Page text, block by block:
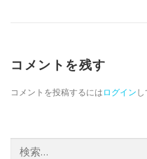
コメントを残す
コメントを投稿するにはログイン
検索: